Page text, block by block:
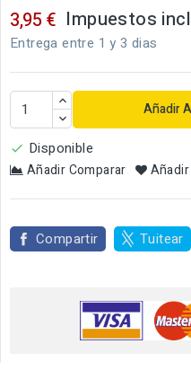
3,95 € Impuestos
Entrega entre 1 y 3 dias
Añadir
 Disponible
Añadir Comparar
Compartir Tuitear